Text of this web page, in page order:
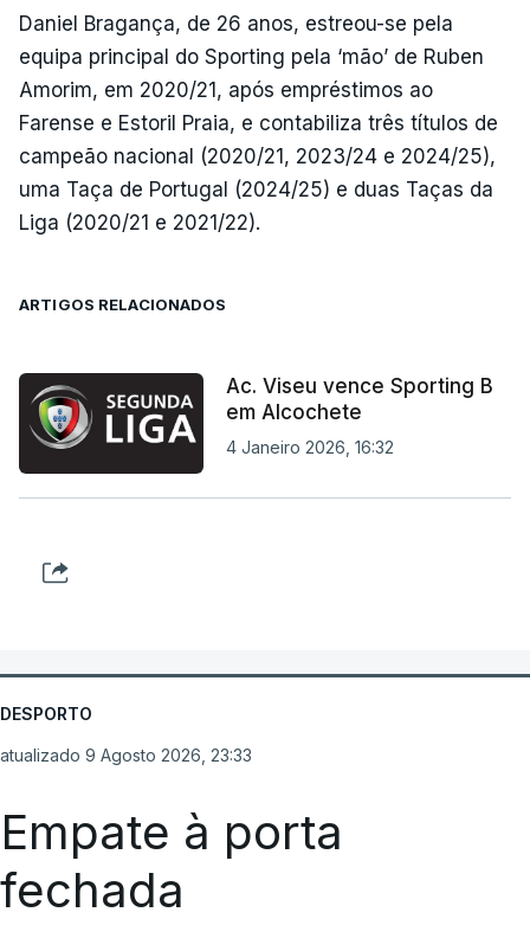
Daniel Bragança, de 26 anos, estreou-se pela
equipa principal do Sporting pela ‘mão’ de Ruben
Amorim, em 2020/21, após empréstimos ao
Farense e Estoril Praia, e contabiliza três títulos de
campeão nacional (2020/21, 2023/24 e 2024/25),
uma Taça de Portugal (2024/25) e duas Taças da
Liga (2020/21 e 2021/22).
ARTIGOS RELACIONADOS
Ac. Viseu vence Sporting B
em Alcochete
4 Janeiro 2026, 16:32
DESPORTO
atualizado 9 Agosto 2026, 23:33
Empate à porta
fechada